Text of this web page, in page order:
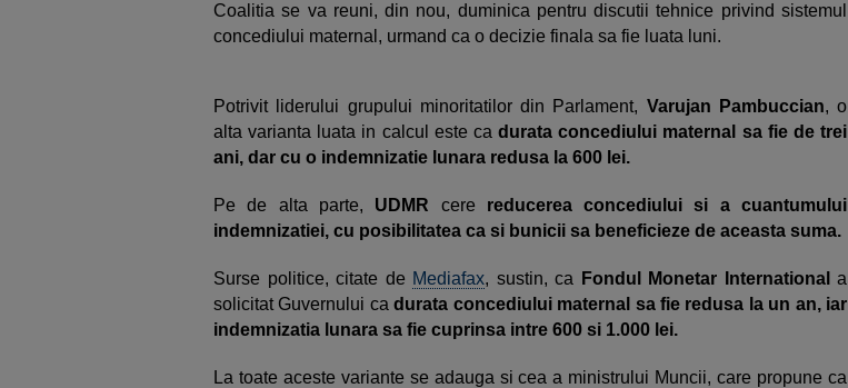
Coalitia se va reuni, din nou, duminica pentru discutii tehnice privind sistemul
concediului maternal, urmand ca o decizie finala sa fie luata luni.
Potrivit liderului grupului minoritatilor din Parlament, Varujan Pambuccian, o
alta varianta luata in calcul este cadurata concediului maternal sa fie de trei
ani, dar cu o indemnizatie lunara redusa la 600 lei.
Pe de alta parte, UDMR cere reducerea concediului si a cuantumului
indemnizatiei, cu posibilitatea ca si bunicii sa beneficieze de aceasta suma.
Surse politice, citate de Mediafax, sustin, ca Fondul Monetar International a
solicitat Guvernului cadurata concediului maternal sa fie redusa la un an, iar
indemnizatia lunara sa fie cuprinsa intre 600 si 1.000 lei.
La toate aceste variante se adauga si cea a ministrului Muncii, care propune ca